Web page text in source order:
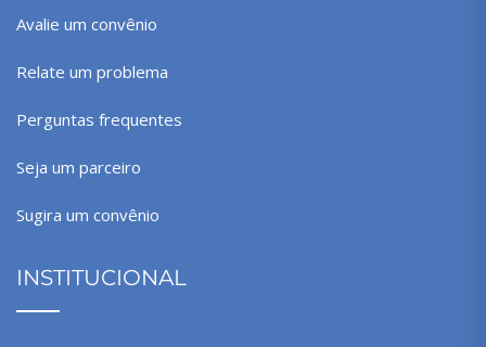
Avalie um convênio
Relate um problema
Perguntas frequentes
Seja um parceiro
Sugira um convênio
INSTITUCIONAL